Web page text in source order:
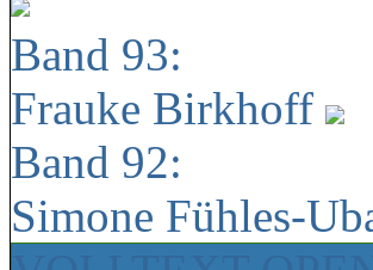
Band 93:
Frauke Birkhoff
Band 92:
Simone Fühles-